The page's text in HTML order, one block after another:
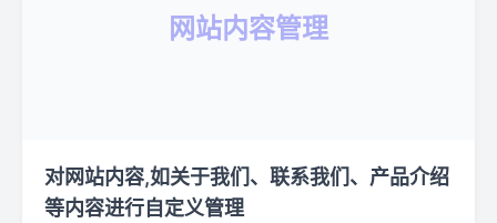
网站内容管理
对网站内容,如关于我们、联系我们、产品介绍
等内容进行自定义管理